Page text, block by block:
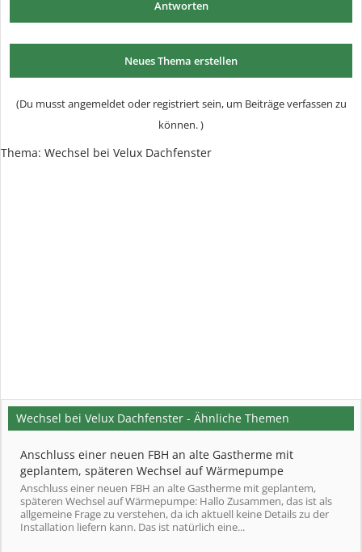
Antworten
Neues Thema erstellen
(Du musst angemeldet oder registriert sein, um Beiträge verfassen zu
können. )
Thema: Wechsel bei Velux Dachfenster
Wechsel bei Velux Dachfenster - Ähnliche Themen
Anschluss einer neuen FBH an alte Gastherme mit
geplantem, späteren Wechsel auf Wärmepumpe
Anschluss einer neuen FBH an alte Gastherme mit geplantem,
späteren Wechsel auf Wärmepumpe: Hallo Zusammen, das ist als
allgemeine Frage zu verstehen, da ich aktuell keine Details zu der
Installation liefern kann. Das ist natürlich eine...